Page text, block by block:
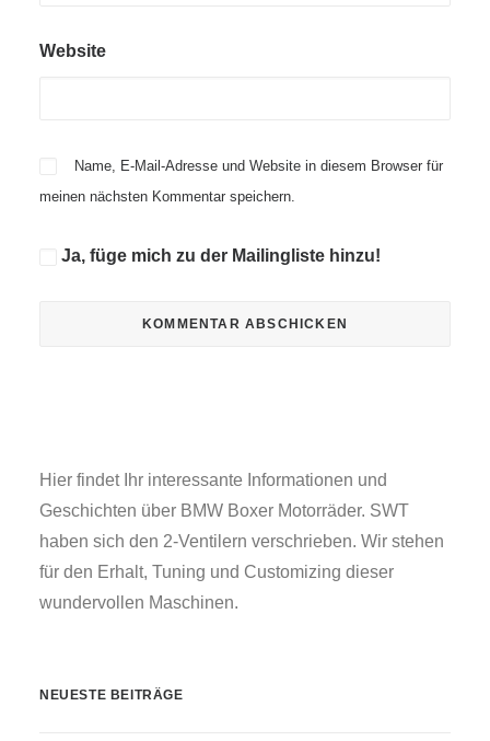
Website
Name, E-Mail-Adresse und Website in diesem Browser für
meinen nächsten Kommentar speichern.
Ja, füge mich zu der Mailingliste hinzu!
Hier findet Ihr interessante Informationen und
Geschichten über BMW Boxer Motorräder. SWT
haben sich den 2-Ventilern verschrieben. Wir stehen
für den Erhalt, Tuning und Customizing dieser
wundervollen Maschinen.
NEUESTE BEITRÄGE